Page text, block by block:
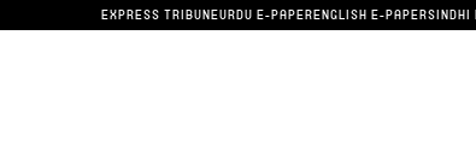
EXPRESS TRIBUNEURDU E-PAPERENGLISH E-PAPERSINDHI